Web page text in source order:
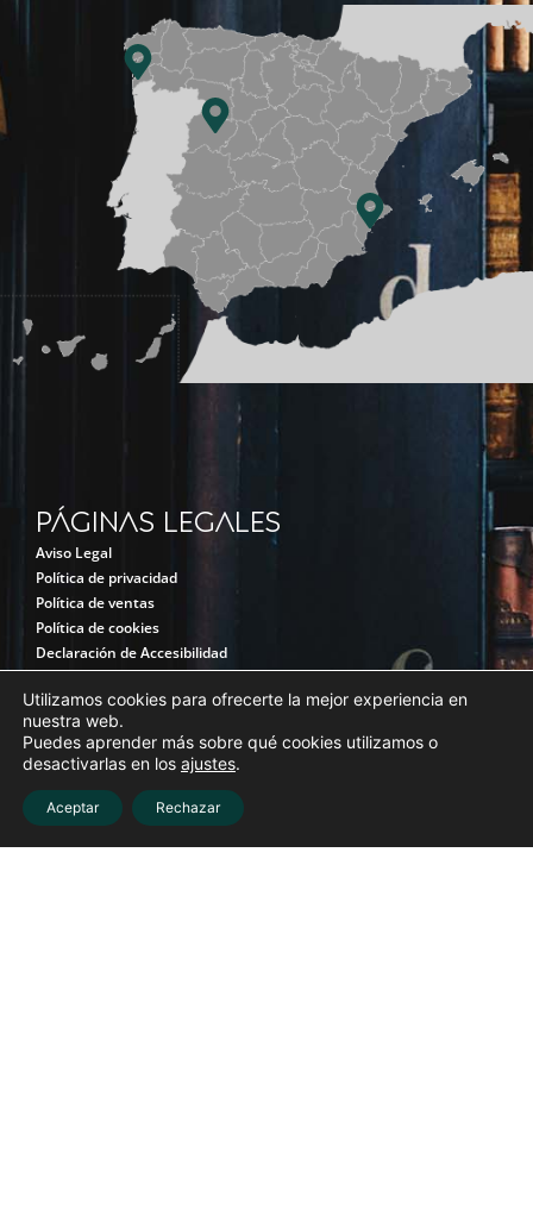
Páginas legales
Aviso Legal
Política de privacidad
Política de ventas
Política de cookies
Declaración de Accesibilidad
Utilizamos cookies para ofrecerte la mejor experiencia en
nuestra web.
Puedes aprender más sobre qué cookies utilizamos o
desactivarlas en los ajustes.
Aceptar Rechazar